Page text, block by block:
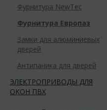
Фурнитура NewTec
Фурнитура Европаз
Замки для алюминиевых
дверей
Антипаника для дверей
ЭЛЕКТРОПРИВОДЫ ДЛЯ
ОКОН ПВХ